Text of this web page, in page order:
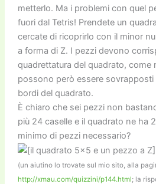
metterlo. Ma i problemi con quel
fuori dal Tetris! Prendete un
cercate di ricoprirlo con il minor
a forma di Z. I pezzi devono
quadrettatura del quadrato, come
possono però essere sovrapposti
bordi del quadrato.
È chiaro che sei pezzi non
più 24 caselle e il quadrato ne ha
minimo di pezzi necessario?
(un aiutino lo trovate sul mio sito, alla
http://xmau.com/quizzini/p144.html; la